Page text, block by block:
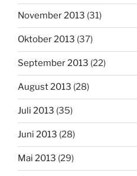
November 2013 (31)
Oktober 2013 (37)
September 2013 (22)
August 2013 (28)
Juli 2013 (35)
Juni 2013 (28)
Mai 2013 (29)